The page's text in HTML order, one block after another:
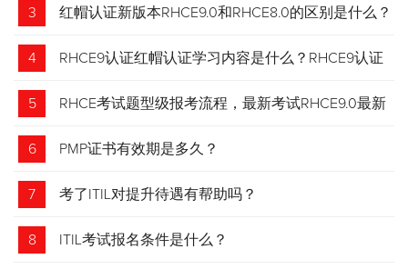
3 红帽认证新版本RHCE9.0和RHCE8.0的区别是什么？
4 RHCE9认证红帽认证学习内容是什么？RHCE9认证
介绍
5 RHCE考试题型级报考流程，最新考试RHCE9.0最新
考试 变化请悉知
6 PMP证书有效期是多久？
7 考了ITIL对提升待遇有帮助吗？
8 ITIL考试报名条件是什么？